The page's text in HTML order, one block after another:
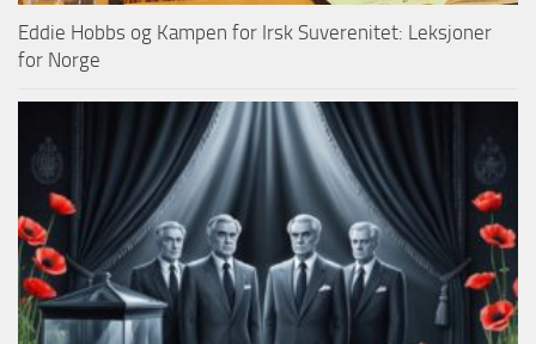
Eddie Hobbs og Kampen for Irsk Suverenitet: Leksjoner
for Norge